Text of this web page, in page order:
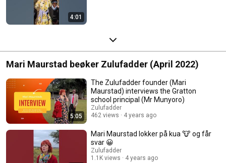
4:01
Mari Maurstad beøker Zulufadder (April 2022)
5:05
The Zulufadder founder (Mari
Maurstad) interviews the Gratton
school principal (Mr Munyoro)
Zulufadder
462 views
4 years ago
Mari Maurstad lokker på kua 🐮 og får
svar 😀
Zulufadder
1.1K views
4 years ago